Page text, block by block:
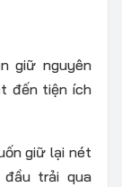
giữ nguyên
đến tiện ích
giữ lại nét
trải qua